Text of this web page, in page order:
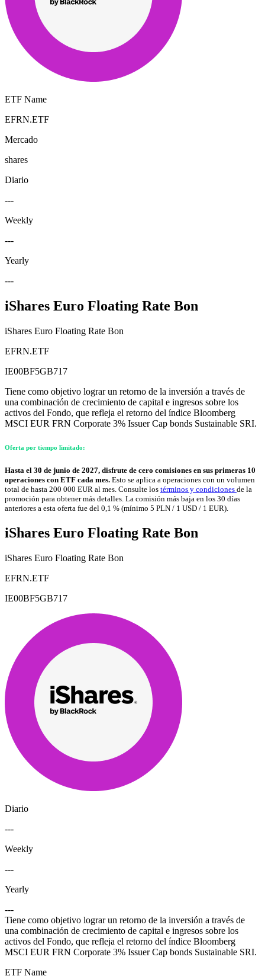
ETF Name
EFRN.ETF
Mercado
shares
Diario
---
Weekly
---
Yearly
---
iShares Euro Floating Rate Bon
iShares Euro Floating Rate Bon
EFRN.ETF
IE00BF5GB717
Tiene como objetivo lograr un retorno de la inversión a través de
una combinación de crecimiento de capital e ingresos sobre los
activos del Fondo, que refleja el retorno del índice Bloomberg
MSCI EUR FRN Corporate 3% Issuer Cap bonds Sustainable SRI.
Oferta por tiempo limitado:
Hasta el 30 de junio de 2027, disfrute de cero comisiones en sus primeras 10
operaciones con ETF cada mes. Esto se aplica a operaciones con un volumen
total de hasta 200 000 EUR al mes. Consulte los términos y condiciones de la
promoción para obtener más detalles. La comisión más baja en los 30 días
anteriores a esta oferta fue del 0,1 % (mínimo 5 PLN / 1 USD / 1 EUR).
iShares Euro Floating Rate Bon
iShares Euro Floating Rate Bon
EFRN.ETF
IE00BF5GB717
Diario
---
Weekly
---
Yearly
---
Tiene como objetivo lograr un retorno de la inversión a través de
una combinación de crecimiento de capital e ingresos sobre los
activos del Fondo, que refleja el retorno del índice Bloomberg
MSCI EUR FRN Corporate 3% Issuer Cap bonds Sustainable SRI.
ETF Name